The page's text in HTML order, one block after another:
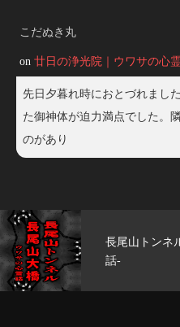
こだぬき丸
on 廿日の浄光院｜ウワサの心
先日夕暮れ時におとづれまし
た御神体が迫力満点でした。
のがあり
の心霊